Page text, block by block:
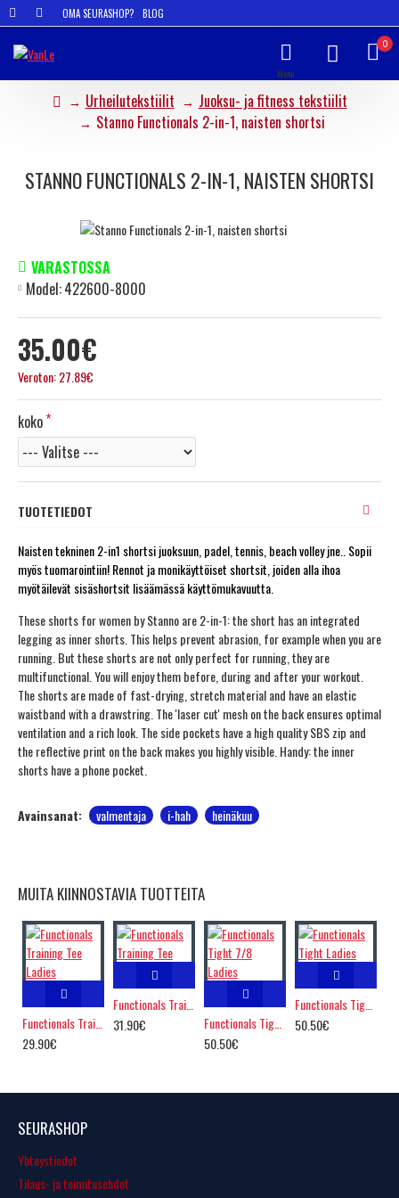
OMA SEURASHOP? BLOG
0
Urheilutekstiilit
Juoksu- ja fitness tekstiilit
Stanno Functionals 2-in-1, naisten shortsi
STANNO FUNCTIONALS 2-IN-1, NAISTEN SHORTSI
35.00€
Veroton: 27.89€
VARASTOSSA
Model:422600-8000
koko
TUOTETIEDOT
Naisten tekninen 2-in1 shortsi juoksuun, padel, tennis, beach volley jne.. Sopii
myös tuomarointiin! Rennot ja monikäyttöiset shortsit, joiden alla ihoa
myötäilevät sisäshortsit lisäämässä käyttömukavuutta.
These shorts for women by Stanno are 2-in-1: the short has an integrated
legging as inner shorts. This helps prevent abrasion, for example when you are
running. But these shorts are not only perfect for running, they are
multifunctional. You will enjoy them before, during and after your workout.
The shorts are made of fast-drying, stretch material and have an elastic
waistband with a drawstring. The 'laser cut' mesh on the back ensures optimal
ventilation and a rich look. The side pockets have a high quality SBS zip and
the reflective print on the back makes you highly visible. Handy: the inner
shorts have a phone pocket.
Avainsanat: valmentaja i-hah heinäkuu
MUITA KIINNOSTAVIA TUOTTEITA
29.90€
Functionals Training Tee
31.90€
Functionals Tight 7/8 Ladies
50.50€
Functionals Tight Ladies
50.50€
SEURASHOP
Yhteystiedot
Tilaus- ja toimitusehdot